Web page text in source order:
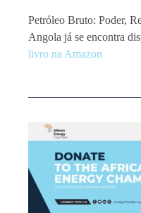
Petróleo Bruto: Poder,
Angola já se encontra
livro na Amazon